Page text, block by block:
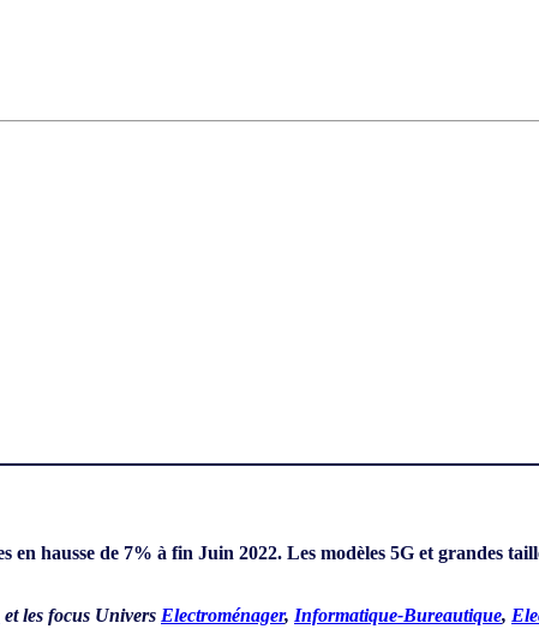
hausse de 7% à fin Juin 2022. Les modèles 5G et grandes
et les focus Univers Electroménager, Informatique-Bureautique,